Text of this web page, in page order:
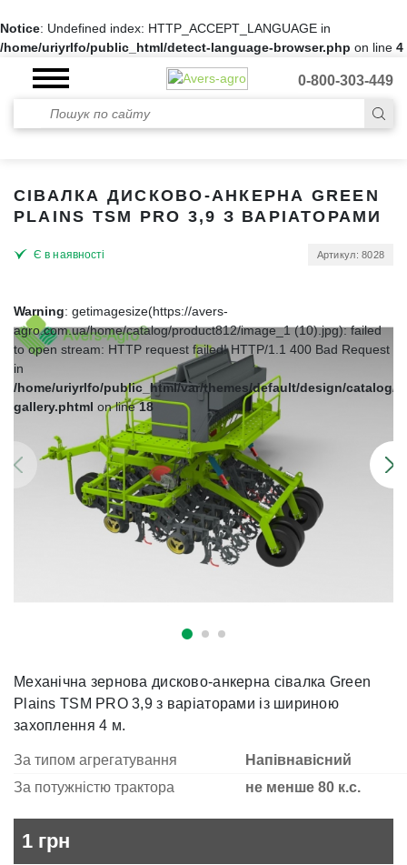
Notice: Undefined index: HTTP_ACCEPT_LANGUAGE in
/home/uriyrlfo/public_html/detect-language-browser.php on line 4
0-800-303-449
СІВАЛКА ДИСКОВО-АНКЕРНА GREEN
PLAINS TSM PRO 3,9 З ВАРІАТОРАМИ
Є в наявності Артикул: 8028
Warning: getimagesize(https://avers-
agro.com.ua/home/catalog/product812/image_1 (10).jpg): failed
to open stream: HTTP request failed! HTTP/1.1 400 Bad Request
in
/home/uriyrlfo/public_html/var/themes/default/design/catalog/
gallery.phtml on line18
Механічна зернова дисково-анкерна сівалка Green
Plains TSM PRO 3,9 з варіаторами із шириною
захоплення 4 м.
За типом агрегатування
Напівнавісний
За потужністю трактора
не менше 80 к.с.
1 грн